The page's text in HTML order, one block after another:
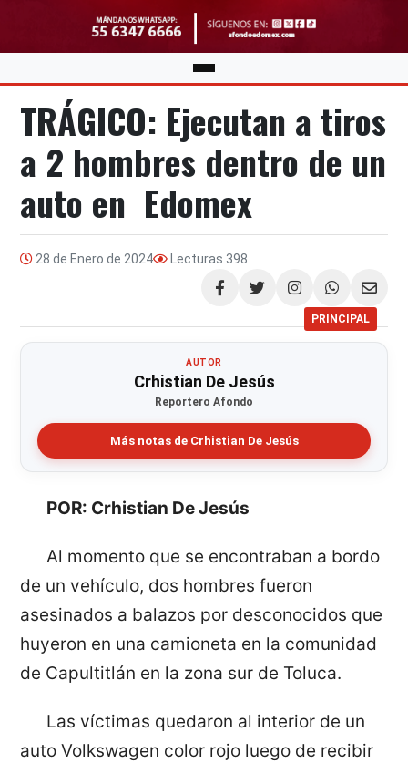
TRÁGICO: Ejecutan a tiros
a 2 hombres dentro de un
auto en Edomex
28 de Enero de 2024 Lecturas 398
Compartir
PRINCIPAL
AUTOR
Crhistian De Jesús
Reportero Afondo
Más notas de Crhistian De Jesús
POR: Crhistian De Jesús
Al momento que se encontraban a bordo
de un vehículo, dos hombres fueron
asesinados a balazos por desconocidos que
huyeron en una camioneta en la comunidad
de Capultitlán en la zona sur de Toluca.
Las víctimas quedaron al interior de un
auto Volkswagen color rojo luego de recibir